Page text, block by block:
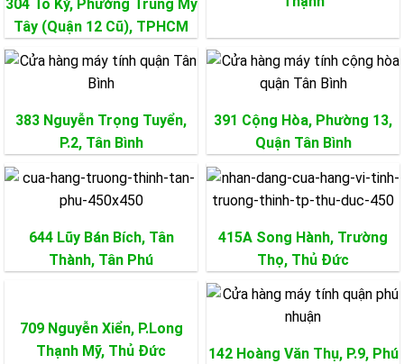
304 Tô Ký, Phường Trung Mỹ
Tây (Quận 12 Cũ), TPHCM
383 Nguyễn Trọng Tuyển,
P.2, Tân Bình
391 Cộng Hòa, Phường 13,
Quận Tân Bình
644 Lũy Bán Bích, Tân
Thành, Tân Phú
415A Song Hành, Trường
Thọ, Thủ Đức
709 Nguyễn Xiển, P.Long
Thạnh Mỹ, Thủ Đức 142 Hoàng Văn Thụ, P.9, Phú